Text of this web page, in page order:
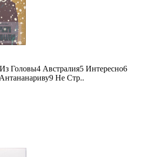
Головы4 Австралия5 Интересно6
Не Стр..